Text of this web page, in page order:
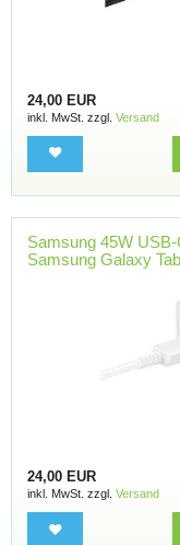
24,00 EUR
inkl. MwSt. zzgl. Versand
Samsung 45W
Samsung Galaxy
24,00 EUR
inkl. MwSt. zzgl. Versand